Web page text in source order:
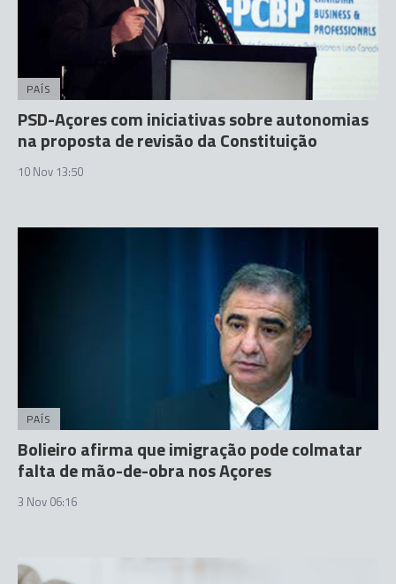
PAÍS
PSD-Açores com iniciativas sobre autonomias
na proposta de revisão da Constituição
10 Nov 13:50
PAÍS
Bolieiro afirma que imigração pode colmatar
falta de mão-de-obra nos Açores
3 Nov 06:16